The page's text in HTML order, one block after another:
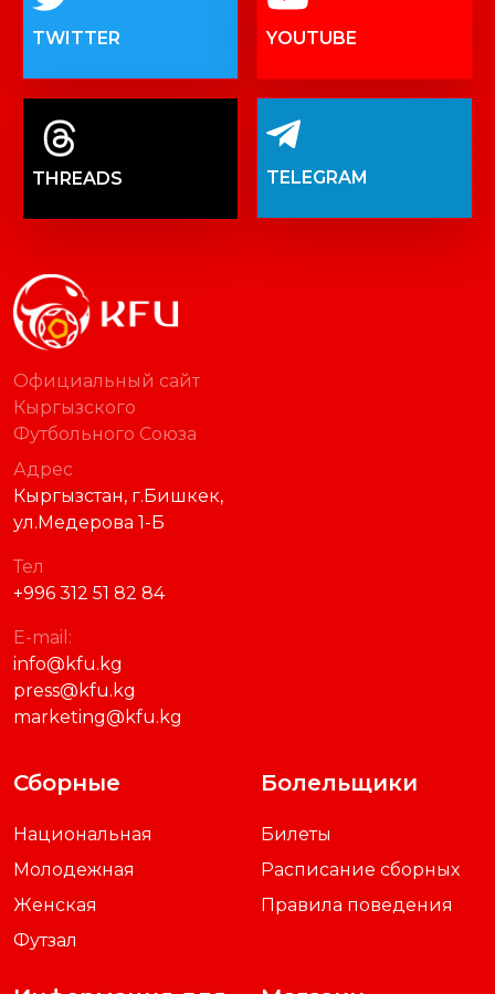
TWITTER YOUTUBE
THREADS TELEGRAM
Официальный сайт
Кыргызского
Футбольного Союза
Адрес
Кыргызстан, г.Бишкек,
ул.Медерова 1-Б
Тел
+996 312 51 82 84
E-mail:
info@kfu.kg
press@kfu.kg
marketing@kfu.kg
Сборные
Национальная
Молодежная
Женская
Футзал
Болельщики
Билеты
Расписание сборных
Правила поведения